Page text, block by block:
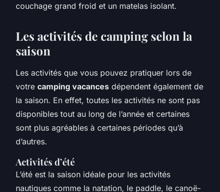
couchage grand froid et un matelas isolant.
Les activités de camping selon la
saison
Les activités que vous pouvez pratiquer lors de
votre camping vacances dépendent également de
la saison. En effet, toutes les activités ne sont pas
disponibles tout au long de l’année et certaines
sont plus agréables à certaines périodes qu’à
d’autres.
Activités d’été
L’été est la saison idéale pour les activités
nautiques comme la natation, le paddle, le canoë-